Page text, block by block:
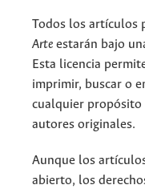
Todos los artículos
Arte estarán bajo
Esta licencia
imprimir, buscar o
cualquier propósito
autores originales.
Aunque los
abierto, los